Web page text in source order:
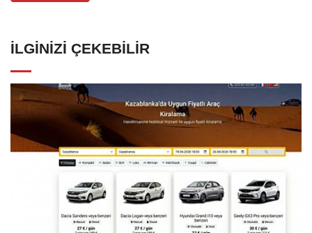
İLGINIZI ÇEKEBILIR